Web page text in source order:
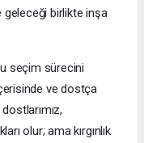
birlikte inşa
seçim sürecini
ve dostça
olur; ama kırgınlık